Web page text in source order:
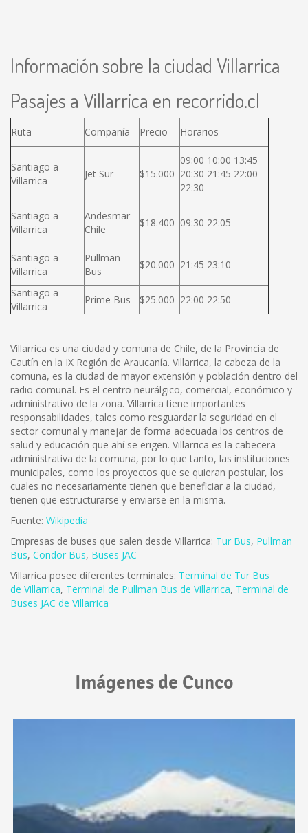
Información sobre la ciudad Villarrica
Pasajes a Villarrica en recorrido.cl
Ruta Compañía Precio Horarios
Santiago a
Villarrica
Jet Sur $15.000
09:00 10:00 13:45
20:30 21:45 22:00
22:30
Santiago a
Villarrica
Andesmar
Chile
$18.400 09:30 22:05
Santiago a
Villarrica
Pullman
Bus
$20.000 21:45 23:10
Santiago a
Villarrica
Prime Bus $25.000 22:00 22:50
Villarrica es una ciudad y comuna de Chile, de la Provincia de
Cautín en la IX Región de Araucanía. Villarrica, la cabeza de la
comuna, es la ciudad de mayor extensión y población dentro del
radio comunal. Es el centro neurálgico, comercial, económico y
administrativo de la zona. Villarrica tiene importantes
responsabilidades, tales como resguardar la seguridad en el
sector comunal y manejar de forma adecuada los centros de
salud y educación que ahí se erigen. Villarrica es la cabecera
administrativa de la comuna, por lo que tanto, las instituciones
municipales, como los proyectos que se quieran postular, los
cuales no necesariamente tienen que beneficiar a la ciudad,
tienen que estructurarse y enviarse en la misma.
Fuente: Wikipedia
Empresas de buses que salen desde Villarrica: Tur Bus, Pullman
Bus, Condor Bus, Buses JAC
Villarrica posee diferentes terminales: Terminal de Tur Bus
de Villarrica, Terminal de Pullman Bus de Villarrica, Terminal de
Buses JAC de Villarrica
Imágenes de Cunco